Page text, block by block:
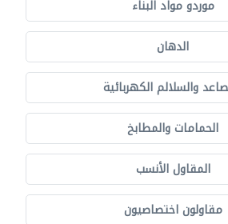
موردو مواد البناء
الدهان
والسلالم الكهربائية
الحمامات والمطابخ
المقاول الأنسب
مقاولون اختصاصيون